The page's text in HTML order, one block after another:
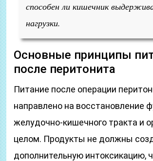
способен ли кишечник
нагрузки.
Основные принципы
после перитонита
Питание после операции
направлено на восстановление
желудочно-кишечного тракта и
целом. Продукты не должны
дополнительную интоксикацию,